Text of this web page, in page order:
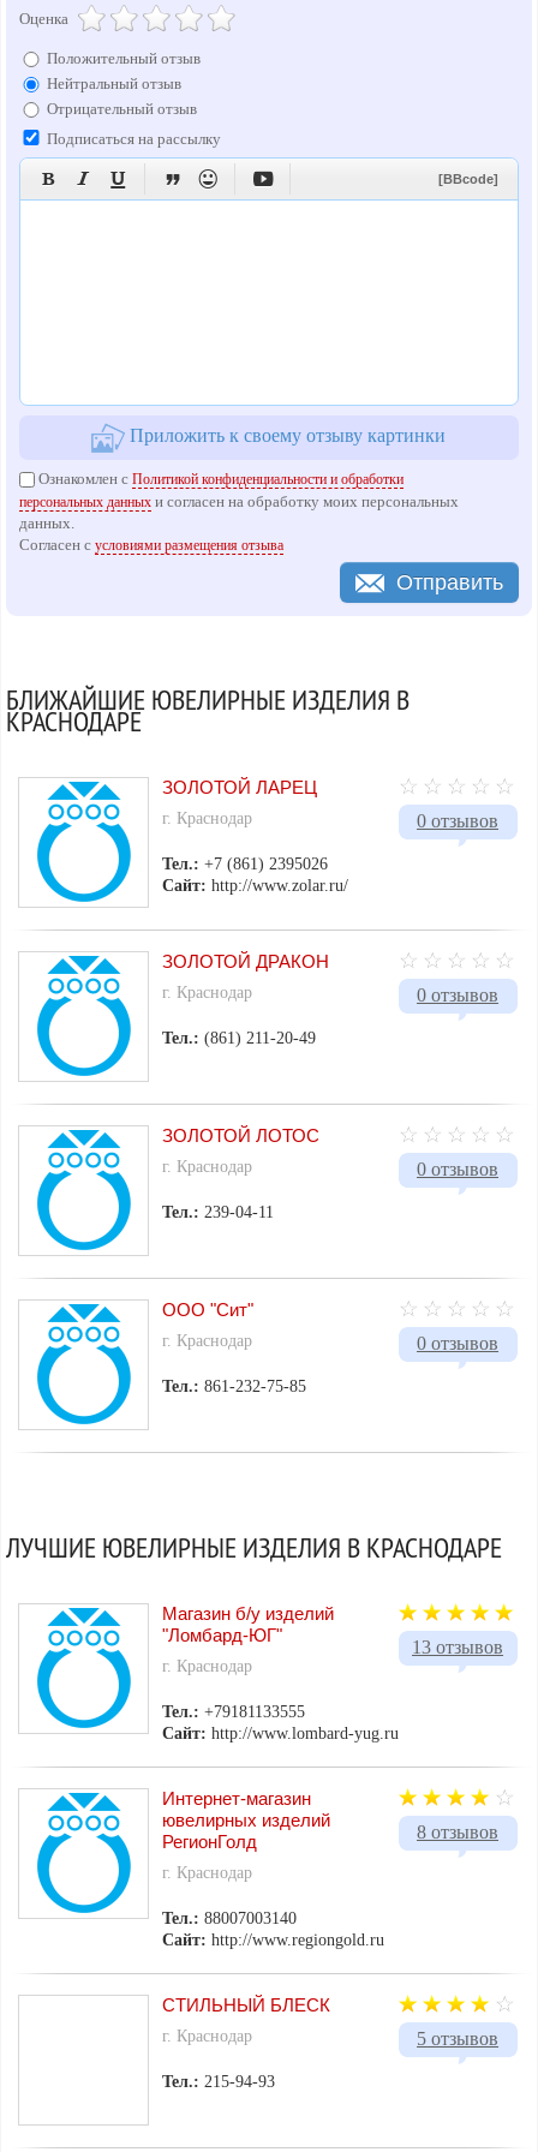
Оценка
Положительный отзыв
Нейтральный отзыв
Отрицательный отзыв
Подписаться на рассылку
      [BBcode]
Приложить к своему отзыву картинки
Ознакомлен сПолитикой конфиденциальности и обработки
персональных данных и согласен на обработку моих персональных
данных.
Согласен сусловиями размещения отзыва
Отправить
БЛИЖАЙШИЕ ЮВЕЛИРНЫЕ ИЗДЕЛИЯ В
КРАСНОДАРЕ
0 отзывов
ЗОЛОТОЙ ЛАРЕЦ
г. Краснодар
Тел.:+7 (861) 2395026
Сайт: http://www.zolar.ru/
0 отзывов
ЗОЛОТОЙ ДРАКОН
г. Краснодар
Тел.:(861) 211-20-49
0 отзывов
ЗОЛОТОЙ ЛОТОС
г. Краснодар
Тел.: 239-04-11
0 отзывов
ООО "Сит"
г. Краснодар
Тел.:861-232-75-85
ЛУЧШИЕ ЮВЕЛИРНЫЕ ИЗДЕЛИЯ В КРАСНОДАРЕ
13 отзывов
Магазин б/у изделий
"Ломбард-ЮГ"
г. Краснодар
Тел.:+79181133555
Сайт: http://www.lombard-yug.ru
8 отзывов
Интернет-магазин
ювелирных изделий
РегионГолд
г. Краснодар
Тел.:88007003140
Сайт: http://www.regiongold.ru
5 отзывов
СТИЛЬНЫЙ БЛЕСК
г. Краснодар
Тел.: 215-94-93